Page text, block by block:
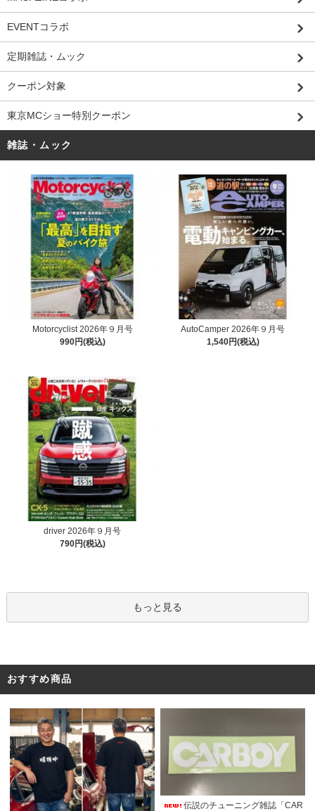
EVENTコラボ
定期雑誌・ムック
クーポン対象
東京MCショー特別クーポン
雑誌・ムック
Motorcyclist 2026年９月号
990円(税込)
AutoCamper 2026年９月号
1,540円(税込)
driver 2026年９月号
790円(税込)
もっと見る
おすすめ商品
伝説のチューニング雑誌「CAR